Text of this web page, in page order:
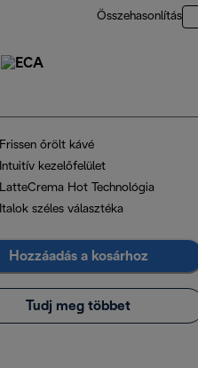
Összehasonlítás
Frissen őrölt kávé
Intuitív kezelőfelület
LatteCrema Hot Technológia
Italok széles választéka
Hozzáadás a kosárhoz
Tudj meg többet